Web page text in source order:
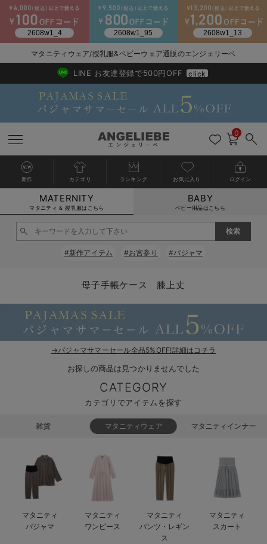
マタニティウェア全て
マタニティ ワンピース
マタニティ トップス
マタニティ アウター（コート）・ママコート
マタニティ 下着・インナー全て
授乳ブラ・マタニティブラ（マタニティインナー・産後用品）
マタニティ 授乳 キャミソール
産褥ショーツ
骨盤・マタニティベルト （妊娠中・産後）
マタニティ 腹巻き
授乳服全て
マタニティ フォーマル全て
マタニティ スーツ
マタニティ フォーマル パンツ・ボトムス
授乳用品全て
妊婦用 抱き枕・授乳クッション
マタニティレッグウェア全て
マタニティストッキング・タイツ
マタニティ ボディケア全て
アウトレット全て
【アウトレット】ワンピース
【アウトレット】パジャマ
【アウトレット】インナー
【アウトレット】ベビー
特集全て
コットン素材
ブラトップ
快適機能ウェア特集 トップス
快適機能ウェア特集 ボトムス
快適機能ウェア特集 パジャマ
再入荷全て
再入荷｜インナー
戻る
送料無料アイテム全て
ワンピース
スカート
パジャマ
インナー
ベビー
戻る
ブラキャミ おまとめ
MAX55%OFF ブラックフ
戻る
【37周年祭セール】
【37周年祭セール】
戻る
気温差別オススメア
【15℃】3月下旬～
戻る
動きやすく着回しで
戻る
強撚スムース(コスパ
戻る
マタニティウェア
【おまとめ割】パジ
戻る
こだわりの履き心地
カジュアル
オフィス
戻る
ジャケット派
きれいめ美脚パンツ派
ツィード派
王道シンプル派
戻る
出産準備応援割全て
マタニティパジャマ
戻る
【オフィスカジュア
戻る
レギンスタイプ
戻る
【フォーマル】ワン
戻る
【ベビー】長袖
戻る
ハンカチ
短肌着
セット
戻る
快適ウェア10%OFF
快適ウェア10%OFF
戻る
春のマタニティワン
セットアップ・ レイ
ジャンパースカート/
ワーク・オフィス
カジュアル
あったかアイテム｜
戻る
Gift Selection 出産
〜3,000円（税込）
10,001円（税込）〜
女の子におススメの
男の子におススメの
もらって嬉しいギフト
何枚あっても嬉しい
長く使えるアイテム
お部屋映えアイテム
戻る
冬の冷え対策インナ
薄くてあったか
保温&リカバリー
レギンス・タイツ
カップ付きインナー
裏起毛素材
戻る
入院準備の持ち物チ
入院してすぐ使うグ
戻る
冬のあったか特集全て
【冬のあったか特集
【冬のあったか特集
マタニティウェア/授乳服&ベビーウェア通販のエンジェリーベ
2026/NewArrival
送料495円(一部地域を除く) 7,700円以上で送料無料
LINE お友達登録で500円OFF click
0
新作 カテゴリ ランキング お気に入り ログイン
MATERNITY
マタニティ & 授乳服はこちら
BABY
ベビー用品はこちら
#新作アイテム #お宮参り #パジャマ
母子手帳ケース 膝上丈
→パジャマサマーセール全品5%OFF!詳細はコチラ
お探しの商品は見つかりませんでした
CATEGORY
カテゴリでアイテムを探す
雑貨 マタニティウェア マタニティインナー
マタニティ
パジャマ
マタニティ
ワンピース
マタニティ
パンツ・レギン
ス
マタニティ
スカート
カートに入れる
閉じる